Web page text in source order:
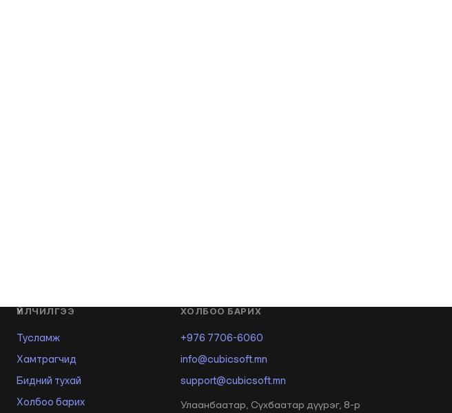
ҮЙЛЧИЛГЭЭ
Тусламж
Хамтрагчид
Бидний тухай
Холбоо барих
ХОЛБОО БАРИХ
+976 7706-6060
info@cubicsoft.mn
support@cubicsoft.mn
Улаанбаатар, Сүхбаатар дүүрэг, 8-р